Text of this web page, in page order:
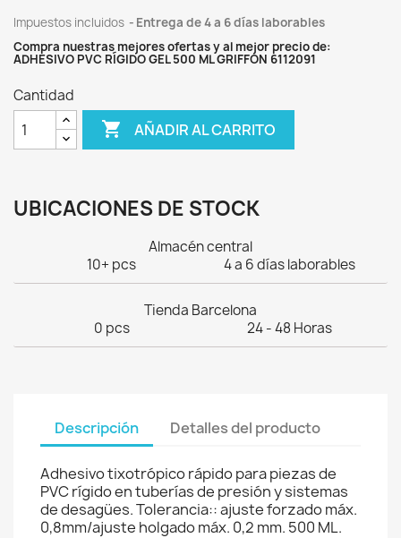
Impuestos incluidos
Entrega de 4 a 6 días laborables
Compra nuestras mejores ofertas y al mejor precio de:
ADHESIVO PVC RÍGIDO GEL 500 ML GRIFFON 6112091
Cantidad
 AÑADIR AL CARRITO
UBICACIONES DE STOCK
Almacén central
10+ pcs
4 a 6 días laborables
Tienda Barcelona
0 pcs
24 - 48 Horas
Descripción Detalles del producto
Adhesivo tixotrópico rápido para piezas de
PVC rígido en tuberías de presión y sistemas
de desagües. Tolerancia:: ajuste forzado máx.
0,8mm/ajuste holgado máx. 0,2 mm. 500 ML.